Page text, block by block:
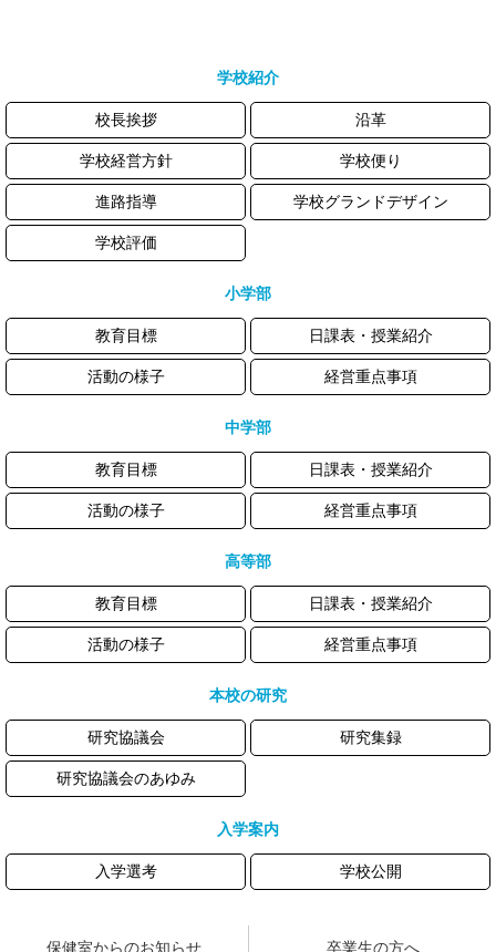
学校紹介
校長挨拶 沿革
学校経営方針 学校便り
進路指導 学校グランドデザイン
学校評価
小学部
教育目標 日課表・授業紹介
活動の様子 経営重点事項
中学部
教育目標 日課表・授業紹介
活動の様子 経営重点事項
高等部
教育目標 日課表・授業紹介
活動の様子 経営重点事項
本校の研究
研究協議会 研究集録
研究協議会のあゆみ
入学案内
入学選考 学校公開
保健室からのお知らせ 卒業生の方へ